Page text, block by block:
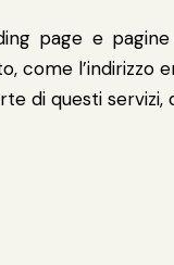
page e
come l’indirizzo
questi servizi,